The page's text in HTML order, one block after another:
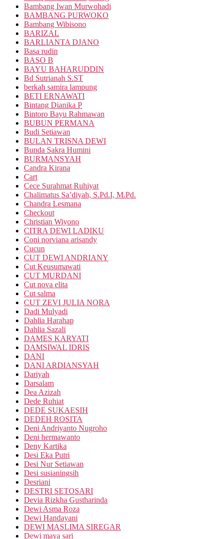
Bambang Iwan Murwohadi
BAMBANG PURWOKO
Bambang Wibisono
BARIZAL
BARLIANTA DJANO
Basa rudin
BASO B
BAYU BAHARUDDIN
Bd Sutrianah S.ST
berkah samira lampung
BETI ERNAWATI
Bintang Dianika P
Bintoro Bayu Rahmawan
BUBUN PERMANA
Budi Setiawan
BULAN TRISNA DEWI
Bunda Sakra Humini
BURMANSYAH
Candra Kirana
Cart
Cece Surahmat Ruhiyat
Chalimatus Sa’diyah, S.Pd.I, M.Pd.
Chandra Lesmana
Checkout
Christian Wiyono
CITRA DEWI LADIKU
Coni norviana arisandy
Cucun
CUT DEWI ANDRIANY
Cut Keusumawati
CUT MURDANI
Cut nova elita
Cut salma
CUT ZEVI JULIA NORA
Dadi Mulyadi
Dahlia Harahap
Dahlia Sazali
DAMES KARYATI
DAMSIWAL IDRIS
DANI
DANI ARDIANSYAH
Dariyah
Darsalam
Dea Azizah
Dede Ruhiat
DEDE SUKAESIH
DEDEH ROSITA
Deni Andriyanto Nugroho
Deni hermawanto
Deny Kartika
Desi Eka Putri
Desi Nur Setiawan
Desi susianingsih
Desriani
DESTRI SETOSARI
Devia Rizkha Gustharinda
Dewi Asma Roza
Dewi Handayani
DEWI MASLIMA SIREGAR
Dewi maya sari